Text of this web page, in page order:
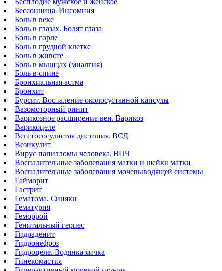
Бесплодие мужское и женское
Бессонница. Инсомния
Боль в веке
Боль в глазах. Болят глаза
Боль в горле
Боль в грудной клетке
Боль в животе
Боль в мышцах (миалгия)
Боль в спине
Бронхиальная астма
Бронхит
Бурсит. Воспаление околосуставной капсулы
Вазомоторный ринит
Варикозное расширение вен. Варикоз
Варикоцеле
Вегетососудистая дистония. ВСД
Везикулит
Вирус папилломы человека. ВПЧ
Воспалительные заболевания матки и шейки матки
Воспалительные заболевания мочевыводящей системы
Гайморит
Гастрит
Гематома. Синяки
Гематурия
Геморрой
Генитальный герпес
Гидраденит
Гидронефроз
Гидроцеле. Водянка яичка
Гинекомастия